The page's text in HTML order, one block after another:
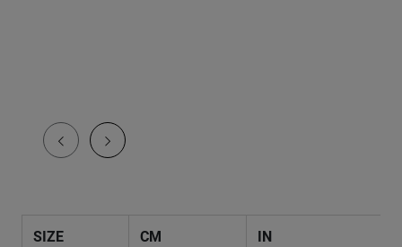
SIZE CM IN